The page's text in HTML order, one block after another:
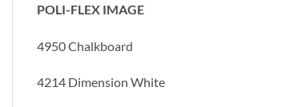
POLI-FLEX IMAGE
4950 Chalkboard
4214 Dimension White